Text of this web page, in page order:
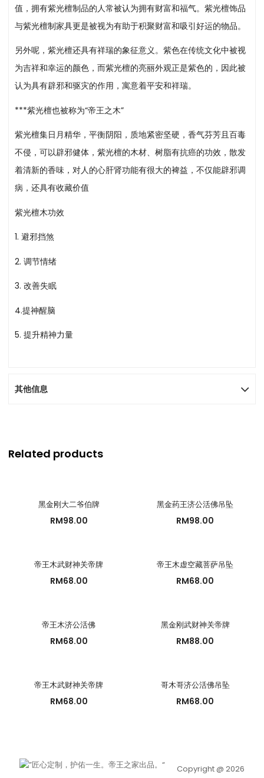
值，拥有紫光檀制品的人常被认为拥有财富和福气。紫光檀饰品
与紫光檀制家具更是被视为有助于积聚财富和吸引好运的物品。
另外呢，紫光檀还具有祥瑞的象征意义。紫色在传统文化中被视
为吉祥和幸运的颜色，而紫光檀的亮丽外观正是紫色的，因此被
认为具有辟邪和驱灾的作用，寓意着平安和祥瑞。
***紫光檀也被称为“帝王之木”
紫光檀集日月精华，平衡阴阳，质地紧密坚硬，香气芬芳且百毒
不侵，可以辟邪健体，紫光檀的木材、树脂有抗癌的功效，散发
着清新的香味，对人的心肝肾功能有很大的裨益，不仅能辟邪调
病，还具有收藏价值
紫光檀木功效
1. 避邪挡煞
2. 调节情绪
3. 改善失眠
4.提神醒脑
5. 提升精神力量
其他信息
Related products
黑金刚大二爷伯牌
RM98.00
黑金药王济公活佛吊坠
RM98.00
帝王木武财神关帝牌
RM68.00
帝王木虚空藏菩萨吊坠
RM68.00
帝王木济公活佛
RM68.00
黑金刚武财神关帝牌
RM88.00
帝王木武财神关帝牌
RM68.00
哥木哥济公活佛吊坠
RM68.00
Copyright @ 2026